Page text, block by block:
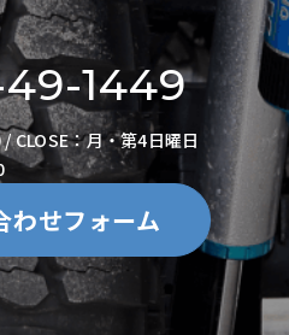
1449
CLOSE：月・第4日曜日
わせフォーム